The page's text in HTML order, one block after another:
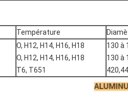
Température
O, H12, H14, H16, H18
O, H12, H14, H16, H18
T6, T651
130 à
130 à